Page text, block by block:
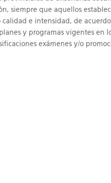
siempre que aquellos
e intensidad, de
y programas vigentes en
exámenes y/o